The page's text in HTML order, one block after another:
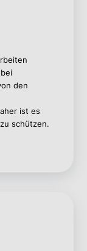
den
ist es
schützen.